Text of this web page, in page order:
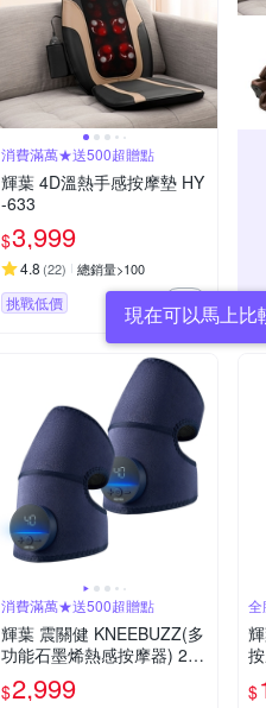
消費滿萬★送500超贈點
輝葉 4D溫熱手感按摩墊 HY
-633
$3,999
4.8 (22) 總銷量>100
挑戰低價 現在可以馬上比
消費滿萬★送500超贈點
輝葉 震關健 KNEEBUZZ(多
功能石墨烯熱感按摩器) 2入
關節按摩 膝蓋按摩 HY-762
$2,999
全
$